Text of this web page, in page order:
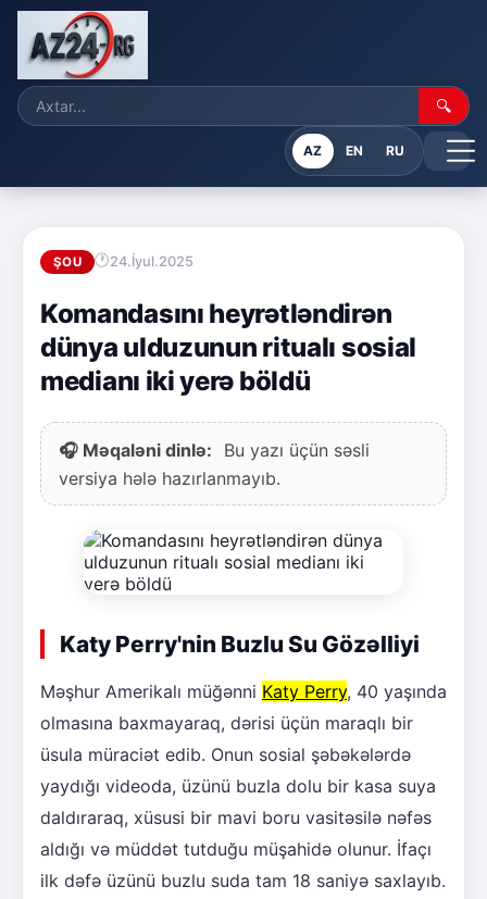
🔍
AZ EN RU
ŞOU 24.İyul.2025
Komandasını heyrətləndirən
dünya ulduzunun ritualı sosial
medianı iki yerə böldü
🎧 Məqaləni dinlə:
Bu yazı üçün səsli
versiya hələ hazırlanmayıb.
Katy Perry'nin Buzlu Su Gözəlliyi
Məşhur Amerikalı müğənni Katy Perry, 40 yaşında
olmasına baxmayaraq, dərisi üçün maraqlı bir
üsula müraciət edib. Onun sosial şəbəkələrdə
yaydığı videoda, üzünü buzla dolu bir kasa suya
daldıraraq, xüsusi bir mavi boru vasitəsilə nəfəs
aldığı və müddət tutduğu müşahidə olunur. İfaçı
ilk dəfə üzünü buzlu suda tam 18 saniyə saxlayıb.